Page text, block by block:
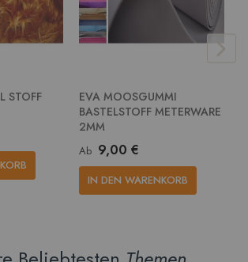
STOFF
EVA MOOSGUMMI
BASTELSTOFF METERWARE
2MM
Ab 9,00 €
IN DEN WARENKORB